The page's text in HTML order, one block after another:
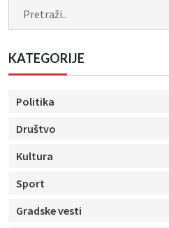
KATEGORIJE
Politika
Društvo
Kultura
Sport
Gradske vesti